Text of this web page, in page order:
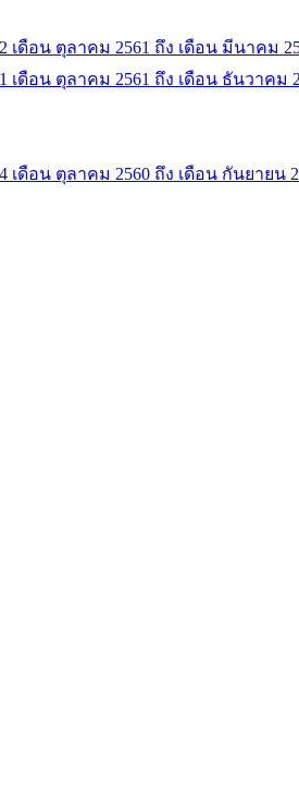
ดือน ตุลาคม 2561 ถึง เดือน มีนาคม
ดือน ตุลาคม 2561 ถึง เดือน ธันวาคม
ดือน ตุลาคม 2560 ถึง เดือน กันยายน